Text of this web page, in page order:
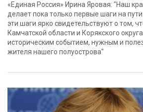
«Единая Россия» Ирина Яровая: "Наш
делает пока только первые шаги на
эти шаги ярко свидетельствуют о том,
Камчатской области и Корякского
историческим событием, нужным и
жителя нашего полуострова"